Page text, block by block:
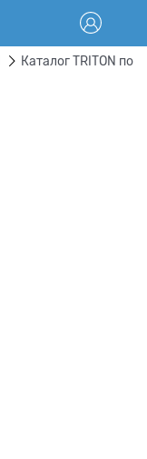
Каталог TRITON по